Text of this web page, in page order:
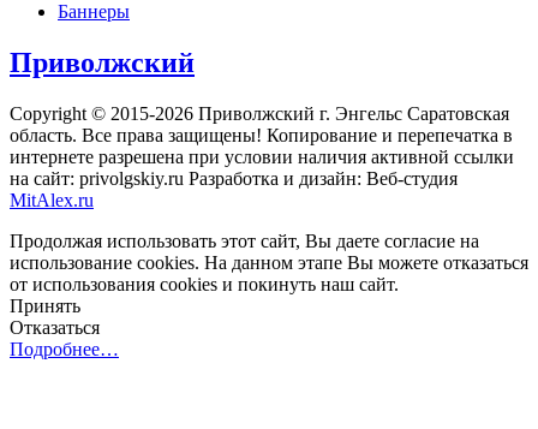
Баннеры
Приволжский
Copyright © 2015-2026 Приволжский г. Энгельс Саратовская
область. Все права защищены! Копирование и перепечатка в
интернете разрешена при условии наличия активной ссылки
на сайт: privolgskiy.ru Разработка и дизайн: Веб-студия
MitAlex.ru
Продолжая использовать этот сайт, Вы даете согласие на
использование cookies. На данном этапе Вы можете отказаться
от использования cookies и покинуть наш сайт.
Принять
Отказаться
Подробнее…